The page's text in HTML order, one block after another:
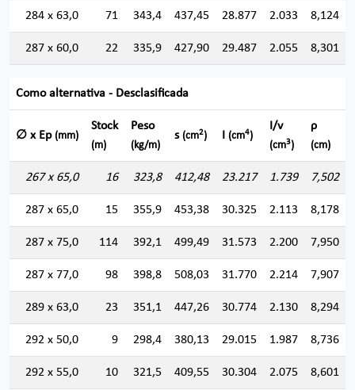
284 x 63,0 71 343,4 437,45 28.877 2.033 8,124
287 x 60,0 22 335,9 427,90 29.487 2.055 8,301
Como alternativa - Desclasificada
∅ x Ep (mm)
Stock
(m)
Peso
(kg/m)
s (cm2) I (cm4)
I/v
(cm3)
ρ
(cm)
267 x 65,0 16 323,8 412,48 23.217 1.739 7,502
287 x 65,0 15 355,9 453,38 30.325 2.113 8,178
287 x 75,0 114 392,1 499,49 31.573 2.200 7,950
287 x 77,0 98 398,8 508,03 31.770 2.214 7,907
289 x 63,0 23 351,1 447,26 30.774 2.130 8,294
292 x 50,0 9 298,4 380,13 29.015 1.987 8,736
292 x 55,0 10 321,5 409,55 30.304 2.075 8,601